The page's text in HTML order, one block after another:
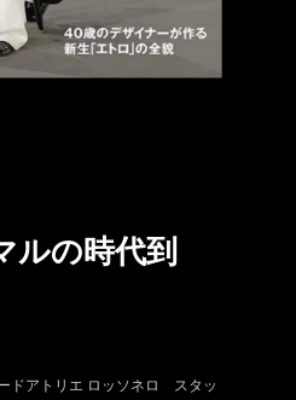
ルの時代到
ドアトリエ ロッソネロ スタッ